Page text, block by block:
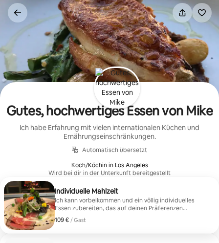
Inhalten
springen
Gutes, hochwertiges Essen von Mike
Ich habe Erfahrung mit vielen internationalen Küchen und
Ernährungseinschränkungen.
Automatisch übersetzt
Koch/Köchin in Los Angeles
Wird bei dir in der Unterkunft bereitgestellt
Individuelle Mahlzeit
Ich kann vorbeikommen und ein völlig individuelles
Essen zubereiten, das auf deinen Präferenzen
und/oder Allergien basiert. Ich verwende hochwertige
Zutaten und klassische Techniken, um durchdachte
109 € / Gast
109 € pro Gast